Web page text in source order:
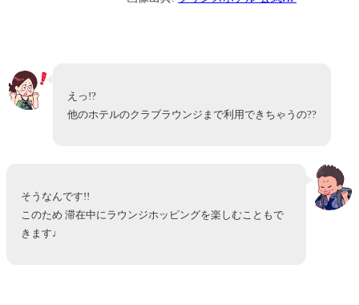
えっ!?
他のホテルのクラブラウンジまで利用できちゃうの??
そうなんです!!
このため 滞在中にラウンジホッピングを楽しむこともで
きます♩